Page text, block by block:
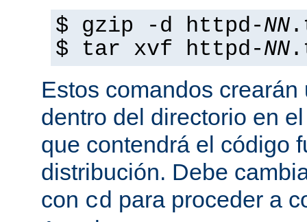
$ gzip -d httpd-NN
$ tar xvf httpd-NN
Estos comandos
dentro del directorio en
que contendrá el código
distribución. Debe
con cd para proceder a